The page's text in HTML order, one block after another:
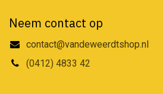
Neem contact op
contact@vandeweerdtshop.nl
(0412) 4833 42